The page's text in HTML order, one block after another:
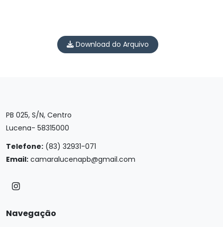
Download do Arquivo
PB 025, S/N, Centro
Lucena- 58315000
Telefone: (83) 32931-071
Email: camaralucenapb@gmail.com
Navegação